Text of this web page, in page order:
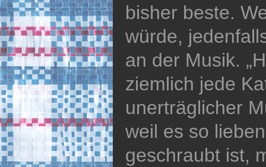
bisher beste.
würde,
an der Musik.
ziemlich jede
unerträglicher
weil es so
geschraubt ist,